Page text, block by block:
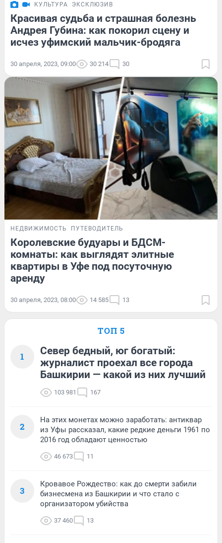
КУЛЬТУРА ЭКСКЛЮЗИВ
Красивая судьба и страшная болезнь
Андрея Губина: как покорил сцену и
исчез уфимский мальчик-бродяга
30 апреля, 2023, 09:00 30 214 30
НЕДВИЖИМОСТЬ ПУТЕВОДИТЕЛЬ
Королевские будуары и БДСМ-
комнаты: как выглядят элитные
квартиры в Уфе под посуточную
аренду
30 апреля, 2023, 08:00 14 585 13
ТОП 5
1
Север бедный, юг богатый:
журналист проехал все города
Башкирии — какой из них лучший
103 981 167
2
На этих монетах можно заработать: антиквар
из Уфы рассказал, какие редкие деньги 1961 по
2016 год обладают ценностью
46 673 11
3
Кровавое Рождество: как до смерти забили
бизнесмена из Башкирии и что стало с
организатором убийства
37 460 13